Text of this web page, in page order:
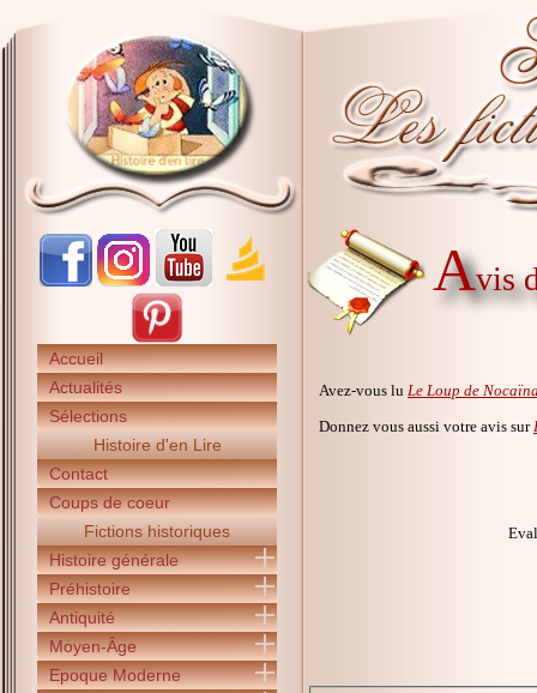
Accueil
Actualités
Sélections
Histoire d'en Lire
Contact
Coups de coeur
Fictions historiques
Histoire générale
Préhistoire
Antiquité
Moyen-Âge
Epoque Moderne
Avis
Avez-vous lu Le Loup de
Donnez vous aussi votre avis sur